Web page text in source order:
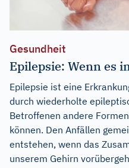
Gesundheit
Epilepsie: Wenn es
Epilepsie ist eine
durch wiederholte
Betroffenen andere
können. Den Anfällen
entstehen, wenn das
unserem Gehirn